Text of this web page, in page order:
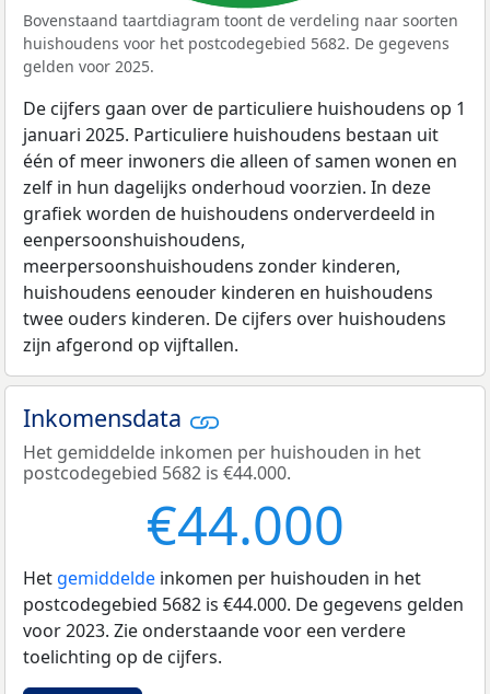
Bovenstaand taartdiagram toont de verdeling naar soorten
huishoudens voor het postcodegebied 5682. De gegevens
gelden voor 2025.
De cijfers gaan over de particuliere huishoudens op 1
januari 2025. Particuliere huishoudens bestaan uit
één of meer inwoners die alleen of samen wonen en
zelf in hun dagelijks onderhoud voorzien. In deze
grafiek worden de huishoudens onderverdeeld in
eenpersoonshuishoudens,
meerpersoonshuishoudens zonder kinderen,
huishoudens eenouder kinderen en huishoudens
twee ouders kinderen. De cijfers over huishoudens
zijn afgerond op vijftallen.
Inkomensdata
Het gemiddelde inkomen per huishouden in het
postcodegebied 5682 is €44.000.
€44.000
Het gemiddelde inkomen per huishouden in het
postcodegebied 5682 is €44.000. De gegevens gelden
voor 2023. Zie onderstaande voor een verdere
toelichting op de cijfers.